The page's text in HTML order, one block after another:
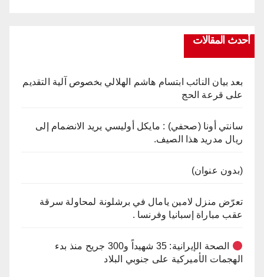
أحدث المقالات
بعد بيان النائب ابتسام هاشم الهلالي بخصوص آلية التقديم
على قرعة الحج
سانتي أونا (صحفي) : مايكل أوليسي يريد الانضمام إلى
ريال مدريد هذا الصيف.
(بدون عنوان)
تعرّض منزل لامين يامال في برشلونة لمحاولة سرقة
عقب مباراة إسبانيا وفرنسا .
الصحة الإيرانية: 35 شهيداً و300 جريح منذ بدء
الهجمات الأميركية على جنوبي البلاد